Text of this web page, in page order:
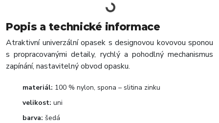
Popis a technické informace
Atraktivní univerzální opasek s designovou kovovou sponou
s propracovanými detaily, rychlý a pohodlný mechanismus
zapínání, nastavitelný obvod opasku.
materiál: 100 % nylon, spona – slitina zinku
velikost: uni
barva: šedá